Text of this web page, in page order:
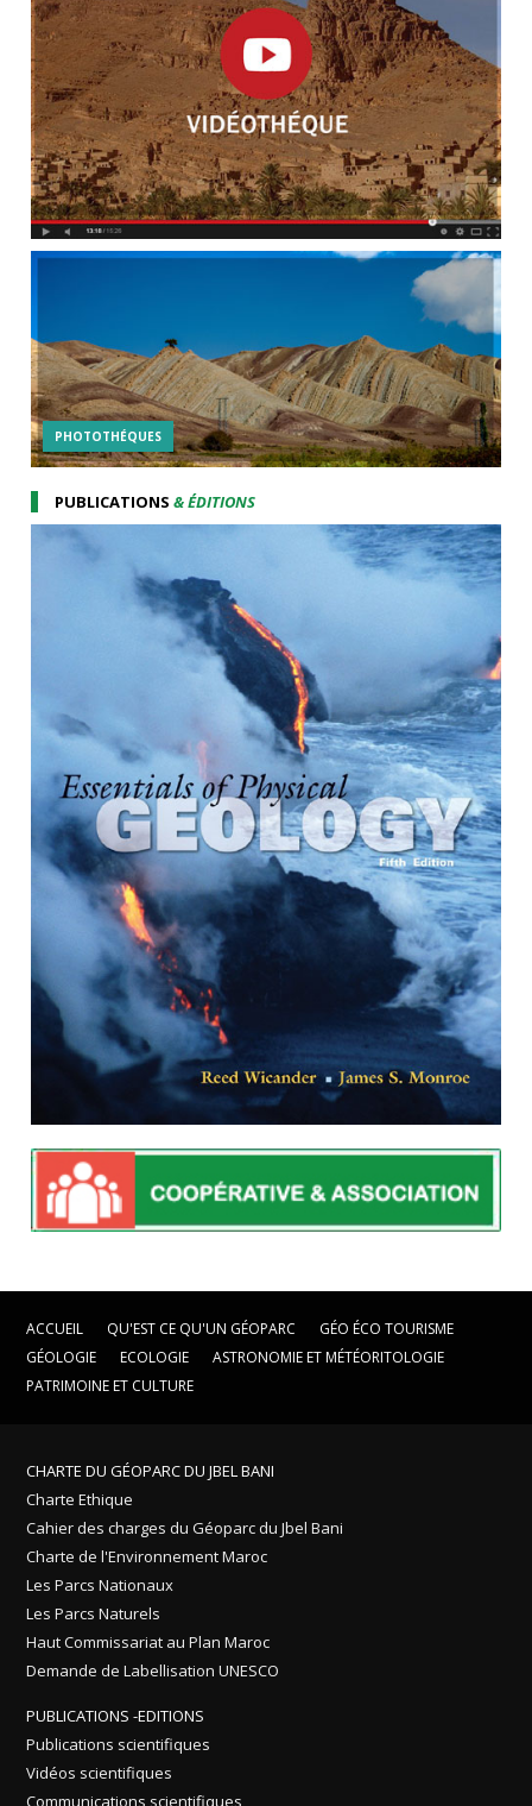
PHOTOTHÉQUES
PUBLICATIONS& ÉDITIONS
ACCUEIL QU'EST CE QU'UN GÉOPARC
GÉO ÉCO TOURISME
GÉOLOGIE
ECOLOGIE
ASTRONOMIE ET MÉTÉORITOLOGIE
PATRIMOINE ET CULTURE
CHARTE DU GÉOPARC DU JBEL BANI
Charte Ethique
Cahier des charges du Géoparc du Jbel Bani
Charte de l'Environnement Maroc
Les Parcs Nationaux
Les Parcs Naturels
Haut Commissariat au Plan Maroc
Demande de Labellisation UNESCO
PUBLICATIONS -EDITIONS
Publications scientifiques
Vidéos scientifiques
Communications scientifiques